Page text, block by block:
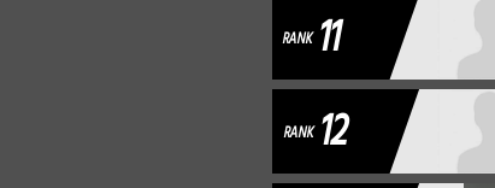
RANK 11
RANK 12